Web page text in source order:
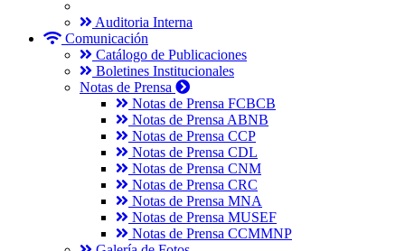
Auditoria Interna
Comunicación
Catálogo de Publicaciones
Boletines Institucionales
Notas de Prensa
Notas de Prensa FCBCB
Notas de Prensa ABNB
Notas de Prensa CCP
Notas de Prensa CDL
Notas de Prensa CNM
Notas de Prensa CRC
Notas de Prensa MNA
Notas de Prensa MUSEF
Notas de Prensa CCMMNP